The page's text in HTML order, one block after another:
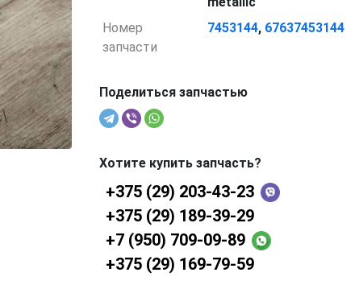
Номер
запчасти
7453144, 67637453144
Поделиться запчастью
Хотите купить запчасть?
+375 (29) 203-43-23
+375 (29) 189-39-29
+7 (950) 709-09-89
+375 (29) 169-79-59